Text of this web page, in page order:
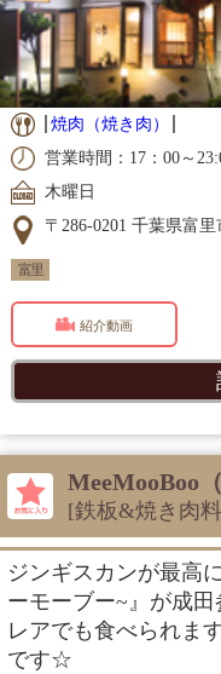
焼肉（焼き肉）
営業時間：17：00～
木曜日
〒286-0201 千葉県富
富里
紹介動画
MeeMooBoo
[鉄板&焼き肉
ジンギスカンが最高
ーモーブー~』が成
レアでも食べられま
です☆